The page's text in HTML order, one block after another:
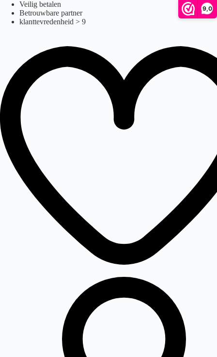
9,0
cpx50
naar
Veilig betalen
Betrouwbare partner
klanttevredenheid > 9